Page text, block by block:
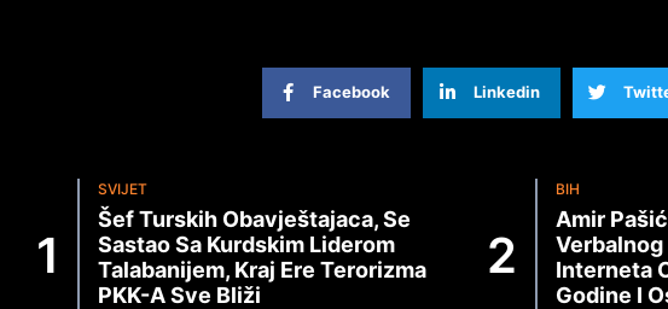
Facebook Linkedin
SVIJET
Šef Turskih Obavještajaca, Se
Sastao Sa Kurdskim Liderom
Talabanijem, Kraj Ere Terorizma
PKK-A Sve Bliži
BIH
Amir
Interneta
Godine I